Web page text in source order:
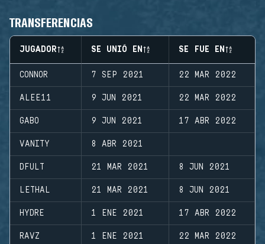
TRANSFERENCIAS
JUGADOR SE UNIÓ EN SE FUE EN
CONNOR 7 SEP 2021 22 MAR 2022
ALEE11 9 JUN 2021 22 MAR 2022
GABO 9 JUN 2021 17 ABR 2022
VANITY 8 ABR 2021
DFULT 21 MAR 2021 8 JUN 2021
LETHAL 21 MAR 2021 8 JUN 2021
HYDRE 1 ENE 2021 17 ABR 2022
RAVZ 1 ENE 2021 22 MAR 2022